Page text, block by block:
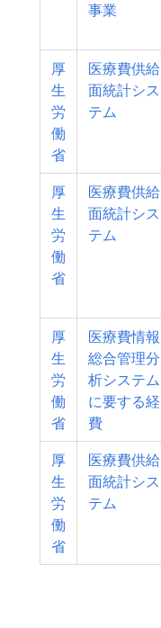
事業
厚
生
労
働
省
医療費供給
面統計シス
テム
厚
生
労
働
省
医療費供給
面統計シス
テム
厚
生
労
働
省
医療費情報
総合管理分
析システム
に要する経
費
厚
生
労
働
省
医療費供給
面統計シス
テム